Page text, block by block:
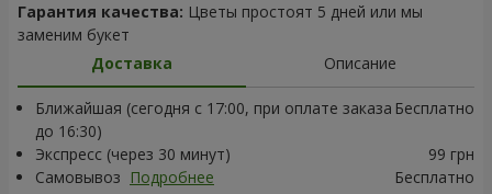
Гарантия качества: Цветы простоят 5 дней или мы
заменим букет
Доставка
Описание
Ближайшая (сегодня с 17:00, при оплате заказа
до 16:30)
Бесплатно
Экспресс (через 30 минут)
99 грн
Самовывоз Подробнее Бесплатно